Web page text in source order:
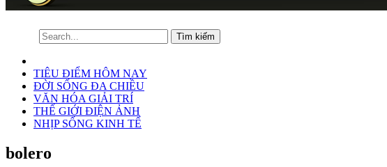
TIÊU ĐIỂM HÔM NAY
ĐỜI SỐNG ĐA CHIỀU
VĂN HÓA GIẢI TRÍ
THẾ GIỚI ĐIỆN ẢNH
NHỊP SỐNG KINH TẾ
bolero